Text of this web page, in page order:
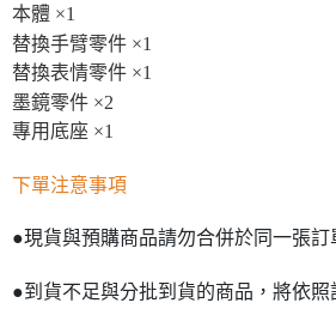
本體 ×1
替換手臂零件 ×1
替換表情零件 ×1
墨鏡零件 ×2
專用底座 ×1
下單注意事項
●現貨與預購商品請勿合併於同一張訂
●到貨不足與分批到貨的商品，將依